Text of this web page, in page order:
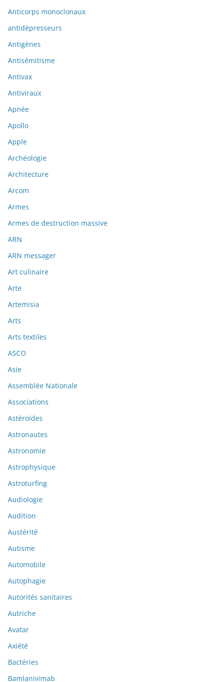
Anticorps monoclonaux
antidépresseurs
Antigènes
Antisémitisme
Antivax
Antiviraux
Apnée
Apollo
Apple
Archéologie
Architecture
Arcom
Armes
Armes de destruction massive
ARN
ARN messager
Art culinaire
Arte
Artemisia
Arts
Arts textiles
ASCO
Asie
Assemblée Nationale
Associations
Astéroïdes
Astronautes
Astronomie
Astrophysique
Astroturfing
Audiologie
Audition
Austérité
Autisme
Automobile
Autophagie
Autorités sanitaires
Autriche
Avatar
Axiété
Bactéries
Bamlanivimab